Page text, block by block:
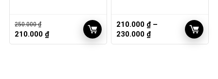
250.000₫
Giá
gốc
210.000 ₫Giá
hiện
210.000 ₫ –
230.000 ₫Khoảng
giá: